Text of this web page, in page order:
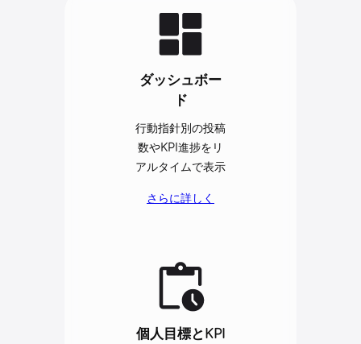
ダッシュボー
ド
行動指針別の投稿
数やKPI進捗をリ
アルタイムで表示
さらに詳しく
個人目標とKPI